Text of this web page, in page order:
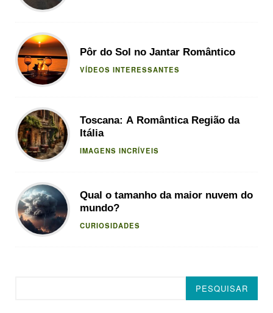
Pôr do Sol no Jantar Romântico
VÍDEOS INTERESSANTES
Toscana: A Romântica Região da
Itália
IMAGENS INCRÍVEIS
Qual o tamanho da maior nuvem do
mundo?
CURIOSIDADES
PESQUISAR